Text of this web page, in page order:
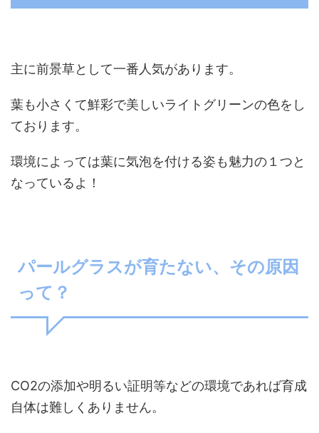
主に前景草として一番人気があります。
葉も小さくて鮮彩で美しいライトグリーンの色をし
ております。
環境によっては葉に気泡を付ける姿も魅力の１つと
なっているよ！
パールグラスが育たない、その原因
って？
CO2の添加や明るい証明等などの環境であれば育成
自体は難しくありません。